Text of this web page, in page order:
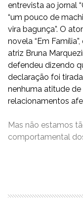
entrevista ao jornal
“um pouco de
vira bagunça”. O
novela “Em
atriz Bruna
defendeu dizendo
declaração foi
nenhuma atitude
relacionamentos
Mas não estamos
comportamental